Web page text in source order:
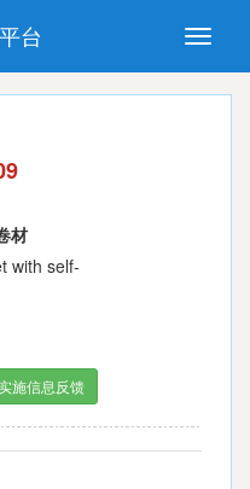
Toggle
台
推荐性国家标准
(National standards in foreign
材
with self-
施信息反馈